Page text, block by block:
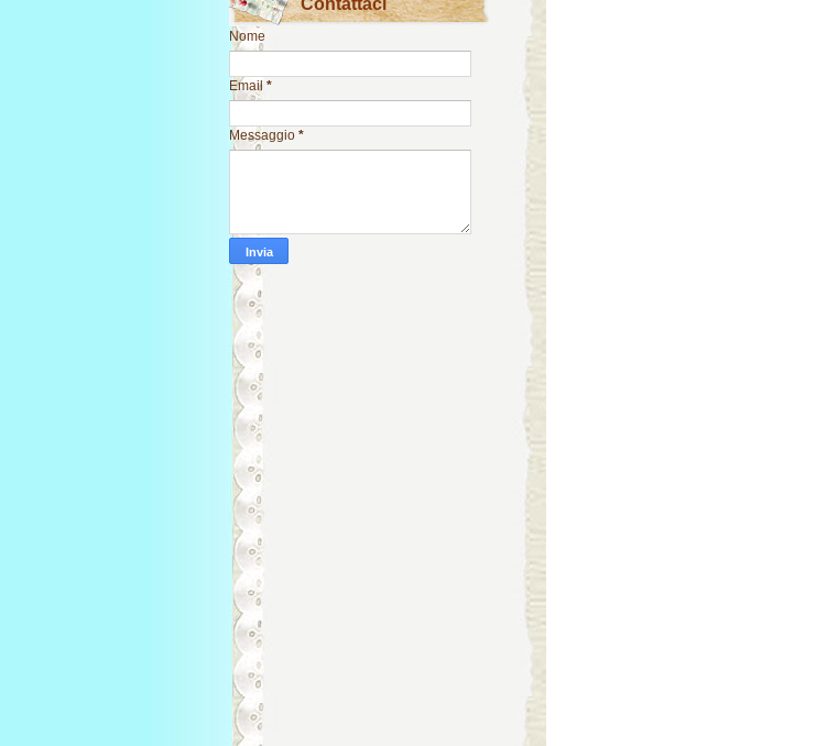
Contattaci
Nome
Email *
Messaggio *